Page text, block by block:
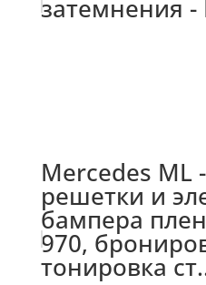
затемнения -
Mercedes ML
решетки и
бампера
970,
тонировка